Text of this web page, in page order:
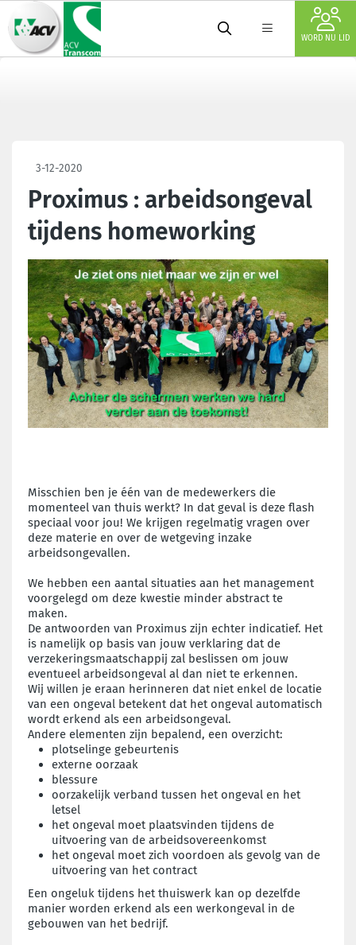
WORD NU LID
3-12-2020
Proximus : arbeidsongeval
tijdens homeworking
Misschien ben je één van de medewerkers die
momenteel van thuis werkt? In dat geval is deze flash
speciaal voor jou! We krijgen regelmatig vragen over
deze materie en over de wetgeving inzake
arbeidsongevallen.
We hebben een aantal situaties aan het management
voorgelegd om deze kwestie minder abstract te
maken.
De antwoorden van Proximus zijn echter indicatief. Het
is namelijk op basis van jouw verklaring dat de
verzekeringsmaatschappij zal beslissen om jouw
eventueel arbeidsongeval al dan niet te erkennen.
Wij willen je eraan herinneren dat niet enkel de locatie
van een ongeval betekent dat het ongeval automatisch
wordt erkend als een arbeidsongeval.
Andere elementen zijn bepalend, een overzicht:
plotselinge gebeurtenis
externe oorzaak
blessure
oorzakelijk verband tussen het ongeval en het
letsel
het ongeval moet plaatsvinden tijdens de
uitvoering van de arbeidsovereenkomst
het ongeval moet zich voordoen als gevolg van de
uitvoering van het contract
Een ongeluk tijdens het thuiswerk kan op dezelfde
manier worden erkend als een werkongeval in de
gebouwen van het bedrijf.